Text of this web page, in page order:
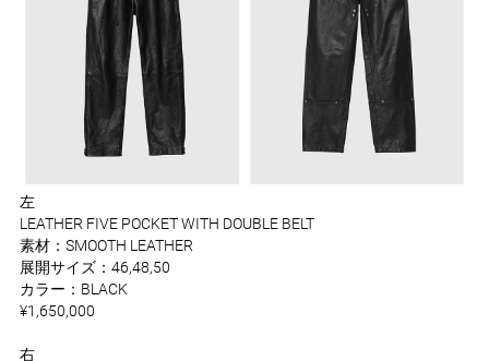
左
LEATHER FIVE POCKET WITH DOUBLE BELT
素材：SMOOTH LEATHER
展開サイズ：46,48,50
カラー：BLACK
¥1,650,000
右